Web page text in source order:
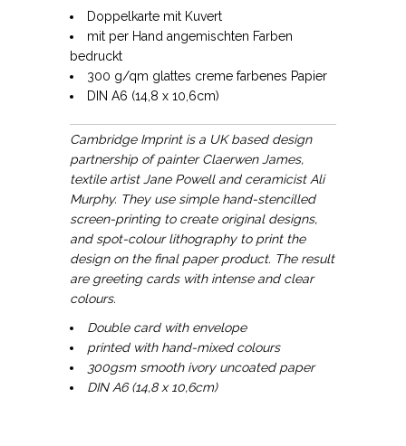
Doppelkarte mit Kuvert
mit per Hand angemischten Farben
bedruckt
300 g/qm glattes creme farbenes Papier
DIN A6 (14,8 x 10,6cm)
Cambridge Imprint is a UK based design
partnership of painter Claerwen James,
textile artist Jane Powell and ceramicist Ali
Murphy. They use simple hand-stencilled
screen-printing to create original designs,
and spot-colour lithography to print the
design on the final paper product. The result
are greeting cards with intense and clear
colours.
Double card with envelope
printed with hand-mixed colours
300gsm smooth ivory uncoated paper
DIN A6 (14,8 x 10,6cm)